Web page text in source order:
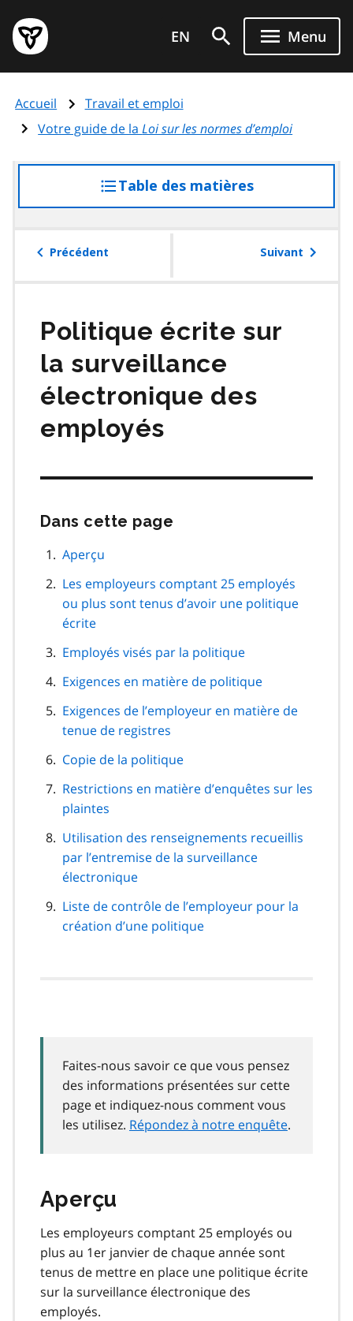
au
contenu
principal
Page
d'accueil
de
l'Ontario
EN Menu
Accueil
Travail et emploi
Votre guide de laLoi sur les normes d’emploi
Table des matières
à
table
Précédent Suivant
Politique écrite sur
la surveillance
électronique des
employés
Dans cette page
page
Aperçu
Les employeurs comptant 25 employés
ou plus sont tenus d’avoir une politique
écrite
Employés visés par la politique
Exigences en matière de politique
Exigences de l’employeur en matière de
tenue de registres
Copie de la politique
Restrictions en matière d’enquêtes sur les
plaintes
Utilisation des renseignements recueillis
par l’entremise de la surveillance
électronique
Liste de contrôle de l’employeur pour la
création d’une politique
Faites-nous savoir ce que vous pensez
des informations présentées sur cette
page et indiquez-nous comment vous
les utilisez. Répondez à notre enquête.
Aperçu
Les employeurs comptant 25 employés ou
plus au 1er janvier de chaque année sont
tenus de mettre en place une politique écrite
sur la surveillance électronique des
employés.